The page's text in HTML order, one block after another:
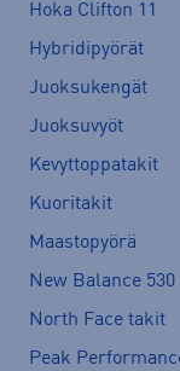
Hoka Clifton 11
Hybridipyörät
Juoksukengät
Juoksuvyöt
Kevyttoppatakit
Kuoritakit
Maastopyörä
New Balance 530
North Face takit
Peak